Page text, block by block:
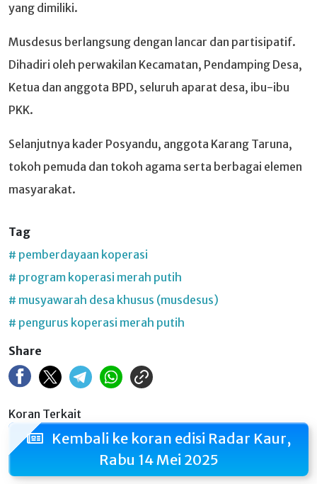
yang dimiliki.
Musdesus berlangsung dengan lancar dan partisipatif.
Dihadiri oleh perwakilan Kecamatan, Pendamping Desa,
Ketua dan anggota BPD, seluruh aparat desa, ibu-ibu
PKK.
Selanjutnya kader Posyandu, anggota Karang Taruna,
tokoh pemuda dan tokoh agama serta berbagai elemen
masyarakat.
Tag
# pemberdayaan koperasi
# program koperasi merah putih
# musyawarah desa khusus (musdesus)
# pengurus koperasi merah putih
Share
Koran Terkait
Kembali ke koran edisi Radar Kaur,
Rabu 14 Mei 2025